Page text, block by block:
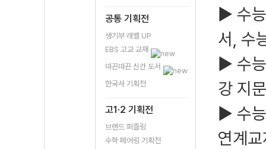
공통 기획전
생기부 레벨 UP
EBS 고교 교재
따끈따끈 신간 도서
한국사 기획전
고1·2 기획전
브랜드 퍼즐링
수학 페어링 기획전
▶ 수
서, 수
▶ 수
강 지
▶ 수
연계